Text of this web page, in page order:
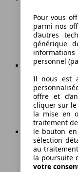
Diesel
Carburant
134 g/km
Émissions de
Ø 5.1 l/100km
Consommation
Pour vous
parmi nos
d’autres
générique
personnel
Il nous est
offre et
cliquer sur
la mise en
traitement
le bouton
sélection
au
la poursuite
votre